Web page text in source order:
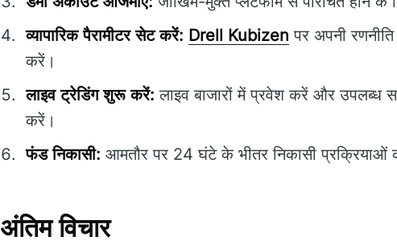
व्यापारिक पैरामीटर सेट करें: Drell Kubizen पर अपनी
करें।
लाइव ट्रेडिंग शुरू करें: लाइव बाजारों में प्रवेश करें और उपलब्ध
करें।
फंड निकासी: आमतौर पर 24 घंटे के भीतर निकासी प्रक्रियाओं
अंतिम विचार